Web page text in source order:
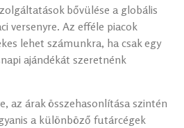
bővülése a globális
versenyre. Az efféle piacok
lehet számunkra, ha csak egy
ajándékát szeretnénk
az árak összehasonlítása szintén
a különböző futárcégek